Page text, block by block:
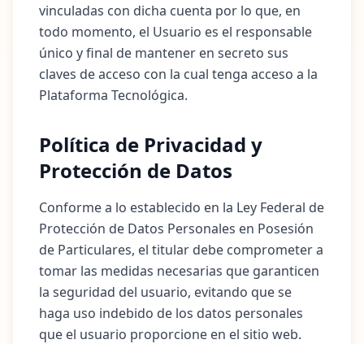
vinculadas con dicha cuenta por lo que, en
todo momento, el Usuario es el responsable
único y final de mantener en secreto sus
claves de acceso con la cual tenga acceso a la
Plataforma Tecnológica.
Política de Privacidad y
Protección de Datos
Conforme a lo establecido en la Ley Federal de
Protección de Datos Personales en Posesión
de Particulares, el titular debe comprometer a
tomar las medidas necesarias que garanticen
la seguridad del usuario, evitando que se
haga uso indebido de los datos personales
que el usuario proporcione en el sitio web.